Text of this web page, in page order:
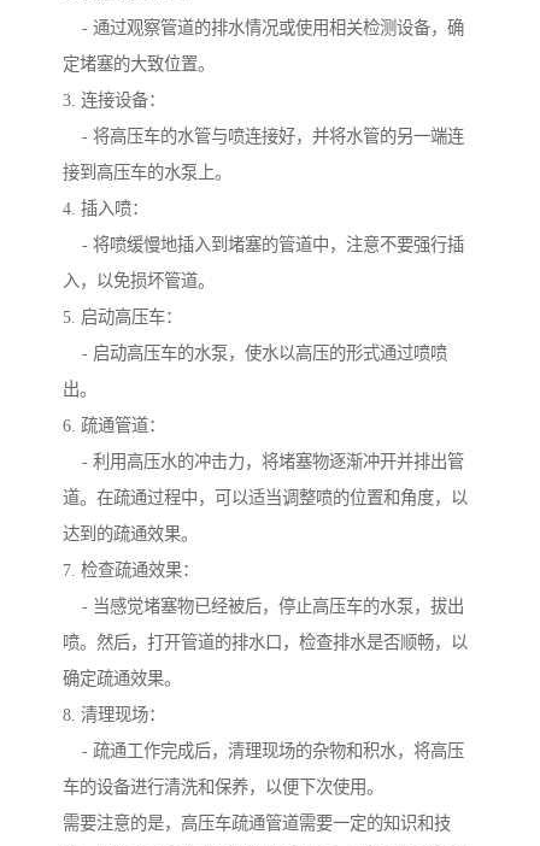
- 通过观察管道的排水情况或使用相关检测设备，确
定堵塞的大致位置。
3. 连接设备：
- 将高压车的水管与喷连接好，并将水管的另一端连
接到高压车的水泵上。
4. 插入喷：
- 将喷缓慢地插入到堵塞的管道中，注意不要强行插
入，以免损坏管道。
5. 启动高压车：
- 启动高压车的水泵，使水以高压的形式通过喷喷
出。
6. 疏通管道：
- 利用高压水的冲击力，将堵塞物逐渐冲开并排出管
道。在疏通过程中，可以适当调整喷的位置和角度，以
达到的疏通效果。
7. 检查疏通效果：
- 当感觉堵塞物已经被后，停止高压车的水泵，拔出
喷。然后，打开管道的排水口，检查排水是否顺畅，以
确定疏通效果。
8. 清理现场：
- 疏通工作完成后，清理现场的杂物和积水，将高压
车的设备进行清洗和保养，以便下次使用。
需要注意的是，高压车疏通管道需要一定的知识和技